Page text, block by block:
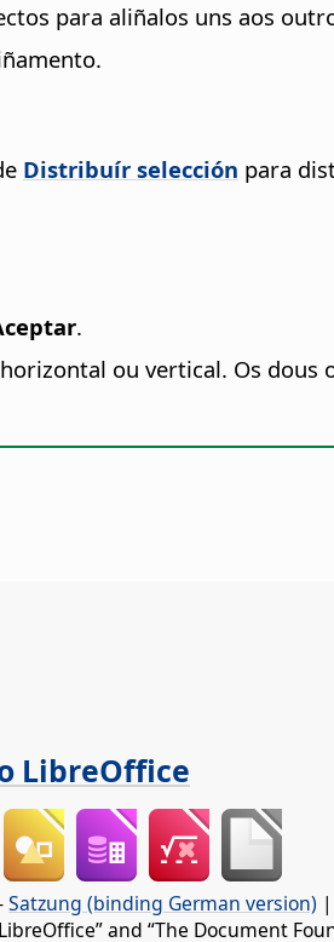
para aliñalos uns aos
Distribuír selección para
.
ou vertical. Os
LibreOffice
Satzung (binding German version)
and “The Document